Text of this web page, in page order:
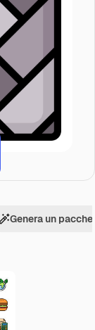
Genera un